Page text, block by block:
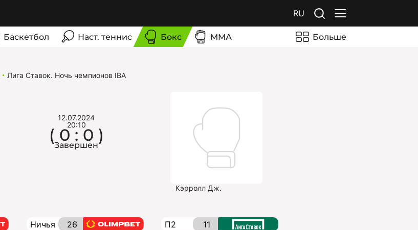
RU
Баскетбол Наст. теннис Бокс ММА Больше
Лига Ставок. Ночь чемпионов IBA
12.07.2024
20:10
( 0 : 0 )
Завершен
Кэрролл Дж.
Ничья 26 П2 11